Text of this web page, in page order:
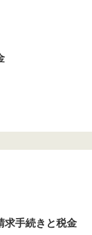
求手続きと税金